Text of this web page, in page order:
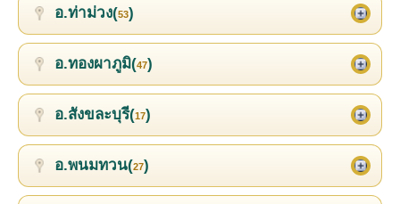
อ.ท่าม่วง(53)
อ.ทองผาภูมิ(47)
อ.สังขละบุรี(17)
อ.พนมทวน(27)